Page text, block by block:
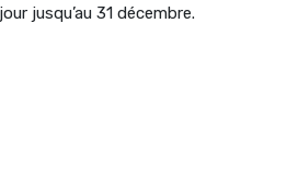
jusqu’au 31 décembre.